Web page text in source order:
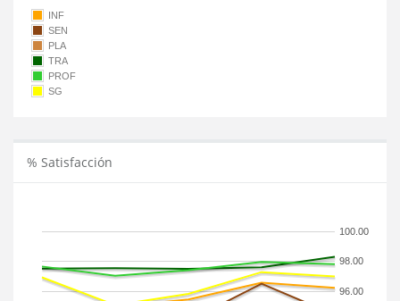
INF
SEN
PLA
TRA
PROF
SG
% Satisfacción
96.00
98.00
100.00